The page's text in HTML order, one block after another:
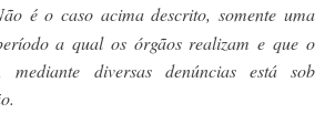
é o caso acima descrito, somente uma
a qual os órgãos realizam e que o
mediante diversas denúncias está sob